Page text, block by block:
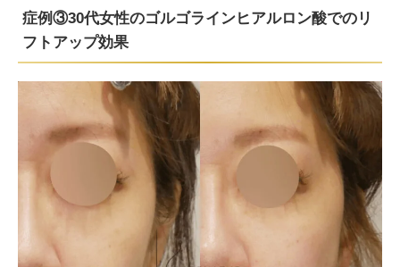
症例③30代女性のゴルゴラインヒアルロン酸でのリ
フトアップ効果